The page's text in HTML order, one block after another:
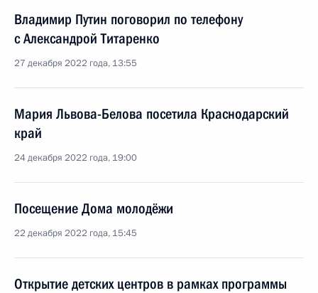
Владимир Путин поговорил по телефону
с Александрой Титаренко
27 декабря 2022 года, 13:55
Мария Львова-Белова посетила Краснодарский
край
24 декабря 2022 года, 19:00
Посещение Дома молодёжи
22 декабря 2022 года, 15:45
Открытие детских центров в рамках программы